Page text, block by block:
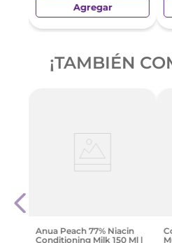
Agregar
¡TAMBIÉN
Anua Peach 77% Niacin
Conditioning Milk 150 Ml |